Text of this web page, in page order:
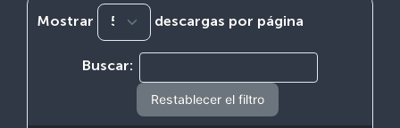
Mostrar descargas por página
Buscar:
Restablecer el filtro